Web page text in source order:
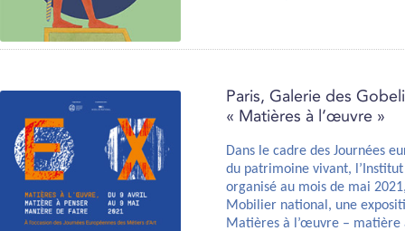
Paris, Galerie des
« Matières à l’œuvre »
Dans le cadre des Journées
du patrimoine vivant,
organisé au mois de mai
Mobilier national, une
Matières à l’œuvre – matière